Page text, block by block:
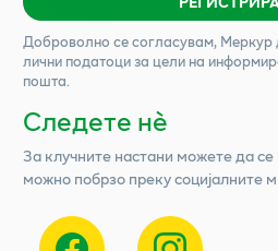
Доброволно се согласувам, Меркур
лични податоци за цели на
пошта.
Следете нѐ
За клучните настани можете да
можно побрзо преку социјалните